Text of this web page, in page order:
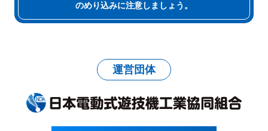
のめり込みに注意しましょう。
運営団体